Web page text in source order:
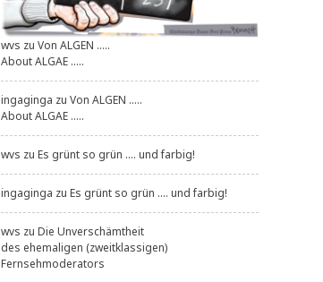
wvs zu Von ALGEN .....
About ALGAE .....
ingaginga zu Von ALGEN .....
About ALGAE .....
wvs zu Es grünt so grün .... und farbig!
ingaginga zu Es grünt so grün .... und farbig!
wvs zu Die Unverschämtheit
des ehemaligen (zweitklassigen)
Fernsehmoderators